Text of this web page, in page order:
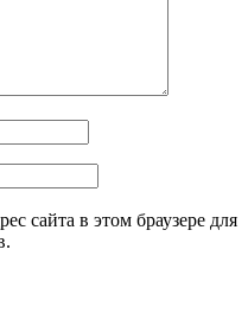
сайта в этом браузере для